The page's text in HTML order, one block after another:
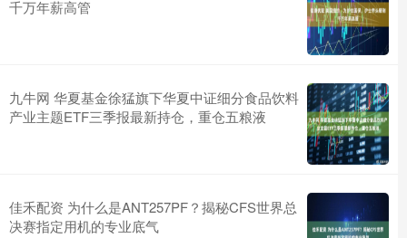
千万年薪高管
九牛网 华夏基金徐猛旗下华夏中证细分食品饮料
产业主题ETF三季报最新持仓，重仓五粮液
佳禾配资 为什么是ANT257PF？揭秘CFS世界总
决赛指定用机的专业底气